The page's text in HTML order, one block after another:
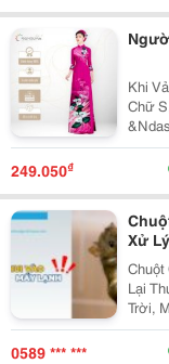
Khi Vải
Chữ
Chỉ
249.050₫
Xử
Chuột
Lại Thường! Bạn Nghe
Trời,
Kêu
0589 *** ***